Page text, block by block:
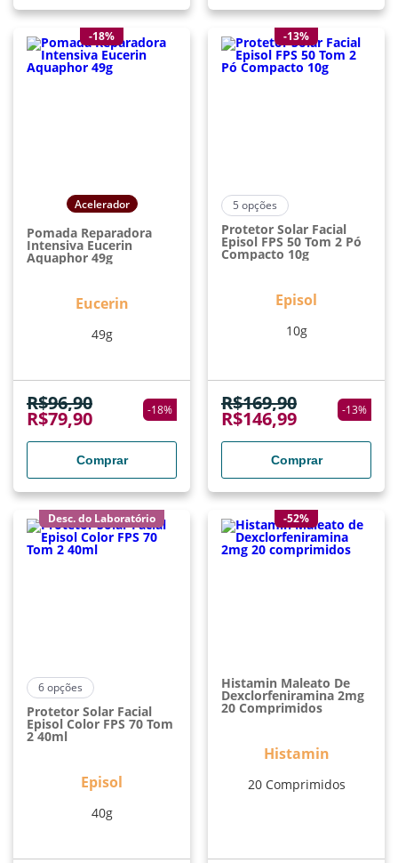
-18%
Acelerador
Pomada Reparadora
Intensiva Eucerin
Aquaphor 49g
Eucerin
49g
R$96,90
R$79,90 -18%
Comprar
-13%
5 opções
Protetor Solar Facial
Episol FPS 50 Tom 2 Pó
Compacto 10g
Episol
10g
R$169,90
R$146,99 -13%
Comprar
Desc. do Laboratório
6opções
Protetor Solar Facial
Episol Color FPS 70 Tom
2 40ml
Episol
40g
-52%
Histamin Maleato De
Dexclorfeniramina 2mg
20 Comprimidos
Histamin
20 Comprimidos